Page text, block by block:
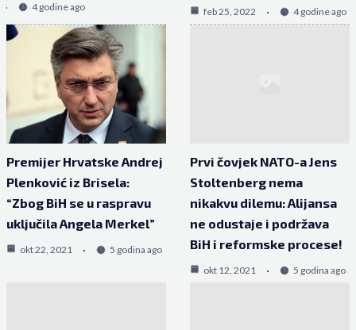
4 godine ago
feb 25, 2022 4 godine ago
Premijer Hrvatske Andrej
Plenković iz Brisela:
“Zbog BiH se u raspravu
uključila Angela Merkel”
okt 22, 2021 5 godina ago
Prvi čovjek NATO-a Jens
Stoltenberg nema
nikakvu dilemu: Alijansa
ne odustaje i podržava
BiH i reformske procese!
okt 12, 2021 5 godina ago